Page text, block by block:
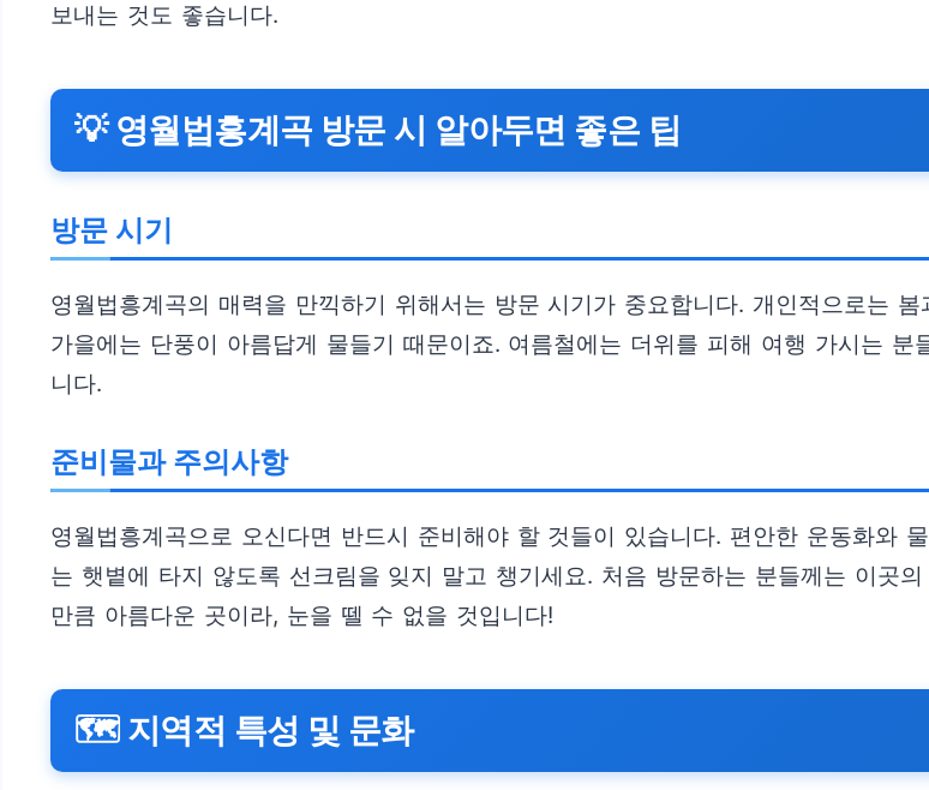
보내는 것도 좋습니다.
💡 영월법흥계곡 방문 시 알아두면 좋은 팁
방문 시기
영월법흥계곡의 매력을 만끽하기 위해서는 방문 시기가 중요합니다. 개인적으로는
가을에는 단풍이 아름답게 물들기 때문이죠. 여름철에는 더위를 피해 여행 가시는
니다.
준비물과 주의사항
영월법흥계곡으로 오신다면 반드시 준비해야 할 것들이 있습니다. 편안한 운동화와
는 햇볕에 타지 않도록 선크림을 잊지 말고 챙기세요. 처음 방문하는 분들께는 이곳
만큼 아름다운 곳이라, 눈을 뗄 수 없을 것입니다!
🗺️ 지역적 특성 및 문화